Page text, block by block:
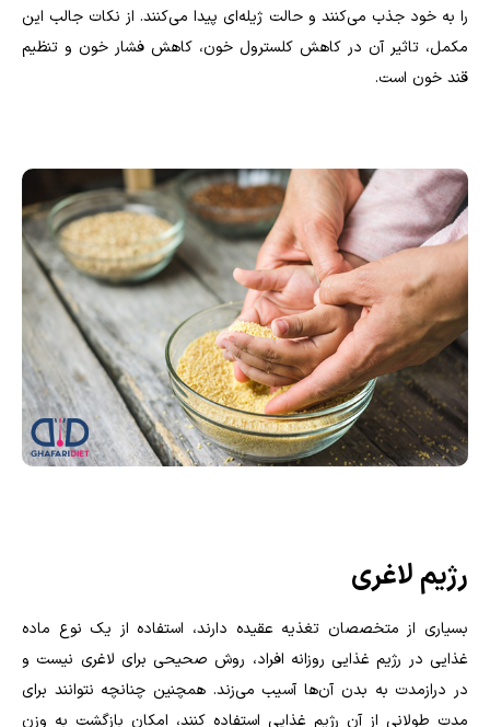
را به خود جذب می‌کنند و حالت ژیله‌ای پیدا می‌کنند. از نکات جالب این
مکمل، تاثیر آن در کاهش کلسترول خون، کاهش فشار خون و تنظیم
قند خون است.
رژیم لاغری
بسیاری از متخصصان تغذیه عقیده دارند، استفاده از یک نوع ماده
غذایی در رژیم غذایی روزانه افراد، روش صحیحی برای لاغری نیست و
در درازمدت به بدن آن‌ها آسیب می‌زند. همچنین چنانچه نتوانند برای
مدت طولانی از آن رژیم غذایی استفاده کنند، امکان بازگشت به وزن